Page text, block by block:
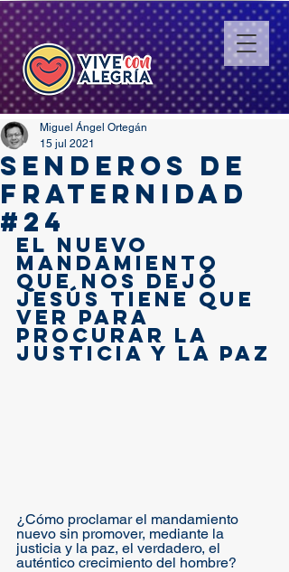
SENDEROS DE
FRATERNIDAD
#24
Miguel Ángel Ortegán
15 jul 2021
El nuevo
mandamiento
que nos dejó
Jesús tiene que
ver para
procurar la
justicia y la paz
¿Cómo proclamar el mandamiento
nuevo sin promover, mediante la
justicia y la paz, el verdadero, el
auténtico crecimiento del hombre?